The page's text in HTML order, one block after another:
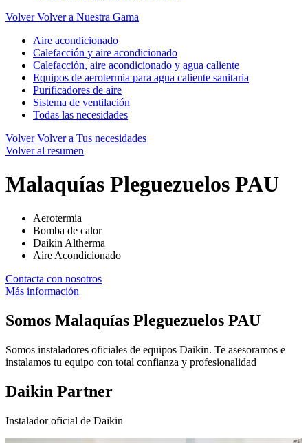
Volver Volver a Nuestra Gama
Aire acondicionado
Calefacción y aire acondicionado
Calefacción, aire acondicionado y agua caliente
Equipos de aerotermia para agua caliente sanitaria
Purificadores de aire
Sistema de ventilación
Todas las necesidades
Volver Volver a Tus necesidades
Volver al resumen
Malaquías Pleguezuelos PAU
Aerotermia
Bomba de calor
Daikin Altherma
Aire Acondicionado
Contacta con nosotros
Más información
Somos Malaquías Pleguezuelos PAU
Somos instaladores oficiales de equipos Daikin. Te asesoramos e
instalamos tu equipo con total confianza y profesionalidad
Daikin Partner
Instalador oficial de Daikin